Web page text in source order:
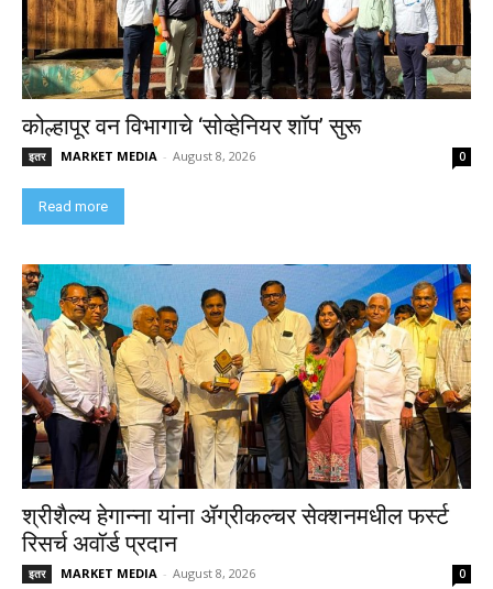
कोल्हापूर वन विभागाचे ‘सोव्हेनियर शॉप’ सुरू
इतर MARKET MEDIA - August 8, 2026 0
Read more
श्रीशैल्य हेगान्ना यांना ॲग्रीकल्चर सेक्शनमधील फर्स्ट
रिसर्च अवॉर्ड प्रदान
इतर MARKET MEDIA - August 8, 2026 0